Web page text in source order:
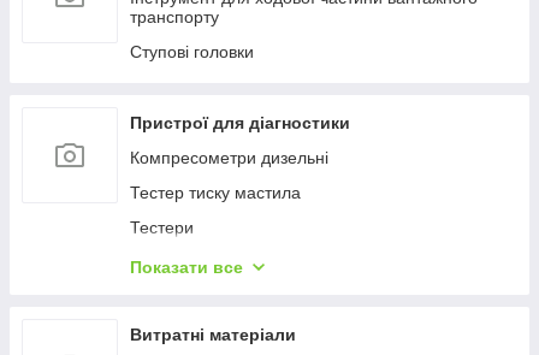
Мастило, заміна технічних рідин
Компресори
Візки транспортувальні
транспорту
Ступові головки
Пристрої для діагностики
Компресометри дизельні
Тестер тиску мастила
Тестери
Компресометри бензинові
Показати все
Витратні матеріали